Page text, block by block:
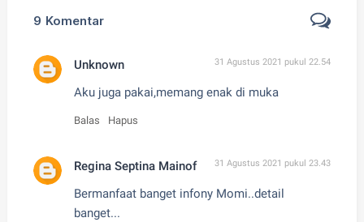
9 Komentar
Unknown 31 Agustus 2021 pukul 22.54
Aku juga pakai,memang enak di muka
Balas Hapus
Regina Septina Mainof 31 Agustus 2021 pukul 23.43
Bermanfaat banget infony Momi..detail
banget...